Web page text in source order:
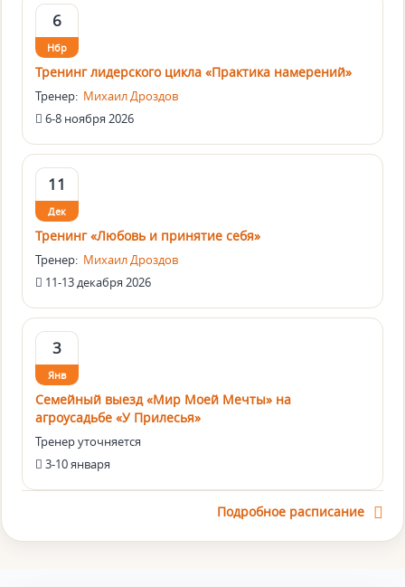
6
Нбр
Тренинг лидерского цикла «Практика намерений»
Тренер: Михаил Дроздов
6-8 ноября 2026
11
Дек
Тренинг «Любовь и принятие себя»
Тренер: Михаил Дроздов
11-13 декабря 2026
3
Янв
Семейный выезд «Мир Моей Мечты» на
агроусадьбе «У Прилесья»
Тренер уточняется
3-10 января
Подробное расписание